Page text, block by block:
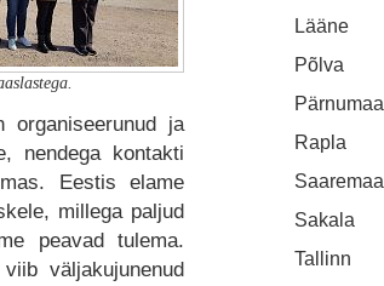
Lääne
Põlva
Pärnumaa
Rapla
Saaremaa
Sakala
Tallinn
organiseerunud ja
nendega kontakti
Eestis elame
millega paljud
peavad tulema.
väljakujunenud